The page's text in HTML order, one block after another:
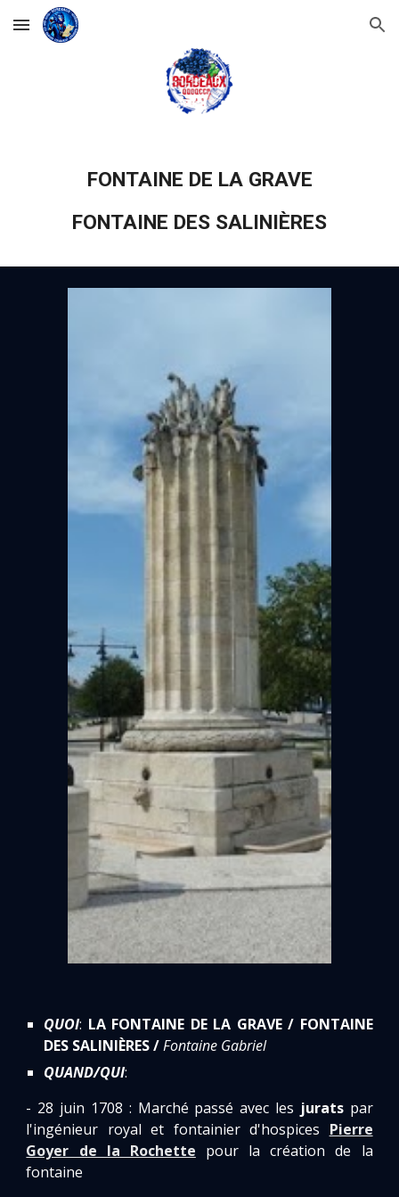
Skip to main content Skip to navigation
FONTAINE DE LA GRAVE
FONTAINE DES SALINIÈRES
QUOI: LA FONTAINE DE LA GRAVE / FONTAINE
DES SALINIÈRES /Fontaine Gabriel
QUAND/QUI:
- 28 juin 1708 : Marché passé avec les juratspar
l'ingénieur royal et fontainier d'hospices Pierre
Goyer de la Rochette pour la création de la
fontaine